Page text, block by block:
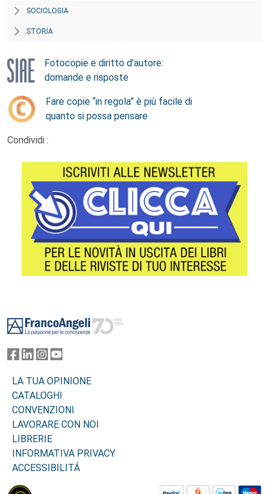
SOCIOLOGIA
STORIA
Fotocopie e diritto d’autore:
domande e risposte
Fare copie “in regola” è più facile di
quanto si possa pensare
Condividi :
LA TUA OPINIONE
CATALOGHI
CONVENZIONI
LAVORARE CON NOI
LIBRERIE
INFORMATIVA PRIVACY
ACCESSIBILITÁ